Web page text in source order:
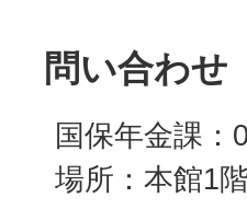
問い合わせ
国保年金課：
場所：本館1